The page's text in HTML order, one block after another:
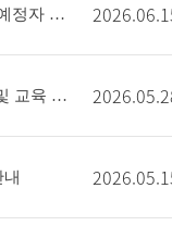
[논문] 2026년 8월(2026-1학기) 졸업예정자 학위논문 제출 안내
‘성희롱 등 폭력예방교육 이수 요청 및 교육 미이수시 성적열람 제한’ 시행 안내